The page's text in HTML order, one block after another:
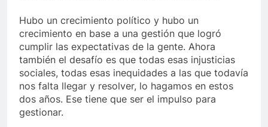
Hubo un crecimiento político y hubo un
crecimiento en base a una gestión que logró
cumplir las expectativas de la gente. Ahora
también el desafío es que todas esas injusticias
sociales, todas esas inequidades a las que todavía
nos falta llegar y resolver, lo hagamos en estos
dos años. Ese tiene que ser el impulso para
gestionar.